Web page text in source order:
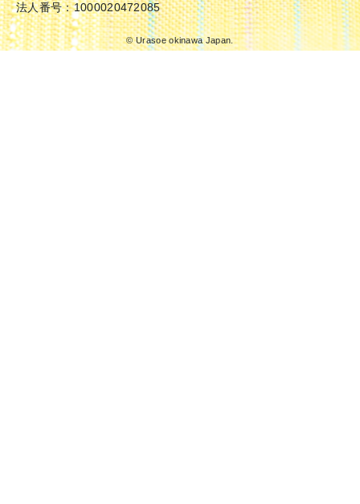
法人番号：1000020472085
© Urasoe okinawa Japan.